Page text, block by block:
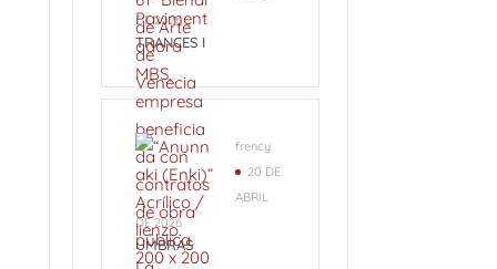
DE 2026
TRANCES I
frency
20 DE
ABRIL
DE 2026
UMBRAS